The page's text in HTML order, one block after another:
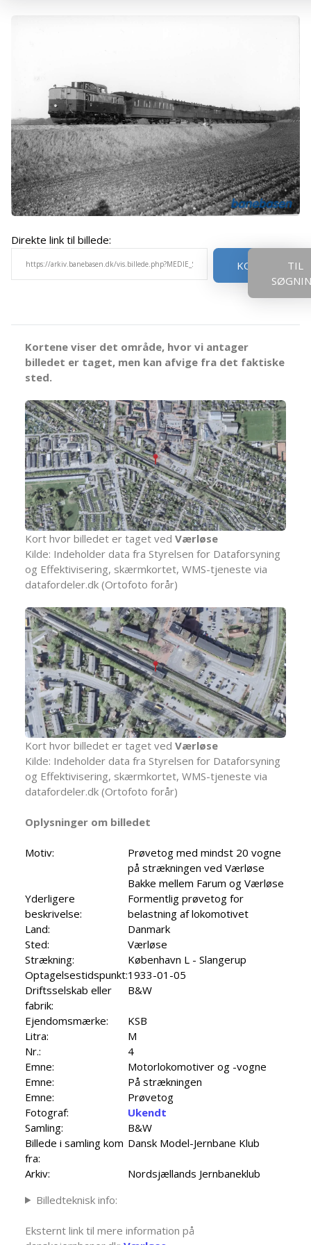
Direkte link til billede:
KOPIER
TIL
Kortene viser det område, hvor vi antager
billedet er taget, men kan afvige fra det faktiske
sted.
Kort hvor billedet er taget ved Værløse
Kilde: Indeholder data fra Styrelsen for Dataforsyning
og Effektivisering, skærmkortet, WMS-tjeneste via
datafordeler.dk (Ortofoto forår)
Kort hvor billedet er taget ved Værløse
Kilde: Indeholder data fra Styrelsen for Dataforsyning
og Effektivisering, skærmkortet, WMS-tjeneste via
datafordeler.dk (Ortofoto forår)
Oplysninger om billedet
Motiv:
Prøvetog med mindst 20 vogne
på strækningen ved Værløse
Bakke mellem Farum og Værløse
Yderligere
beskrivelse:
Formentlig prøvetog for
belastning af lokomotivet
Land:
Danmark
Sted:
Værløse
Strækning:
København L - Slangerup
Optagelsestidspunkt:1933-01-05
Driftsselskab eller
fabrik:
B&W
Ejendomsmærke:
KSB
Litra:
M
Nr.:
4
Emne:
Motorlokomotiver og -vogne
Emne:
På strækningen
Emne:
Prøvetog
Fotograf:
Ukendt
Samling:
B&W
Billede i samling kom
fra:
Dansk Model-Jernbane Klub
Arkiv:
Nordsjællands Jernbaneklub
Billedteknisk info:
Eksternt link til mere information på